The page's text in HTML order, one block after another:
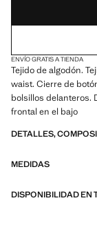
ENVÍO GRATIS A TIENDA
Tejido de algodón.
waist. Cierre de
bolsillos delanteros.
frontal en el bajo
DETALLES,
MEDIDAS
DISPONIBILIDAD EN